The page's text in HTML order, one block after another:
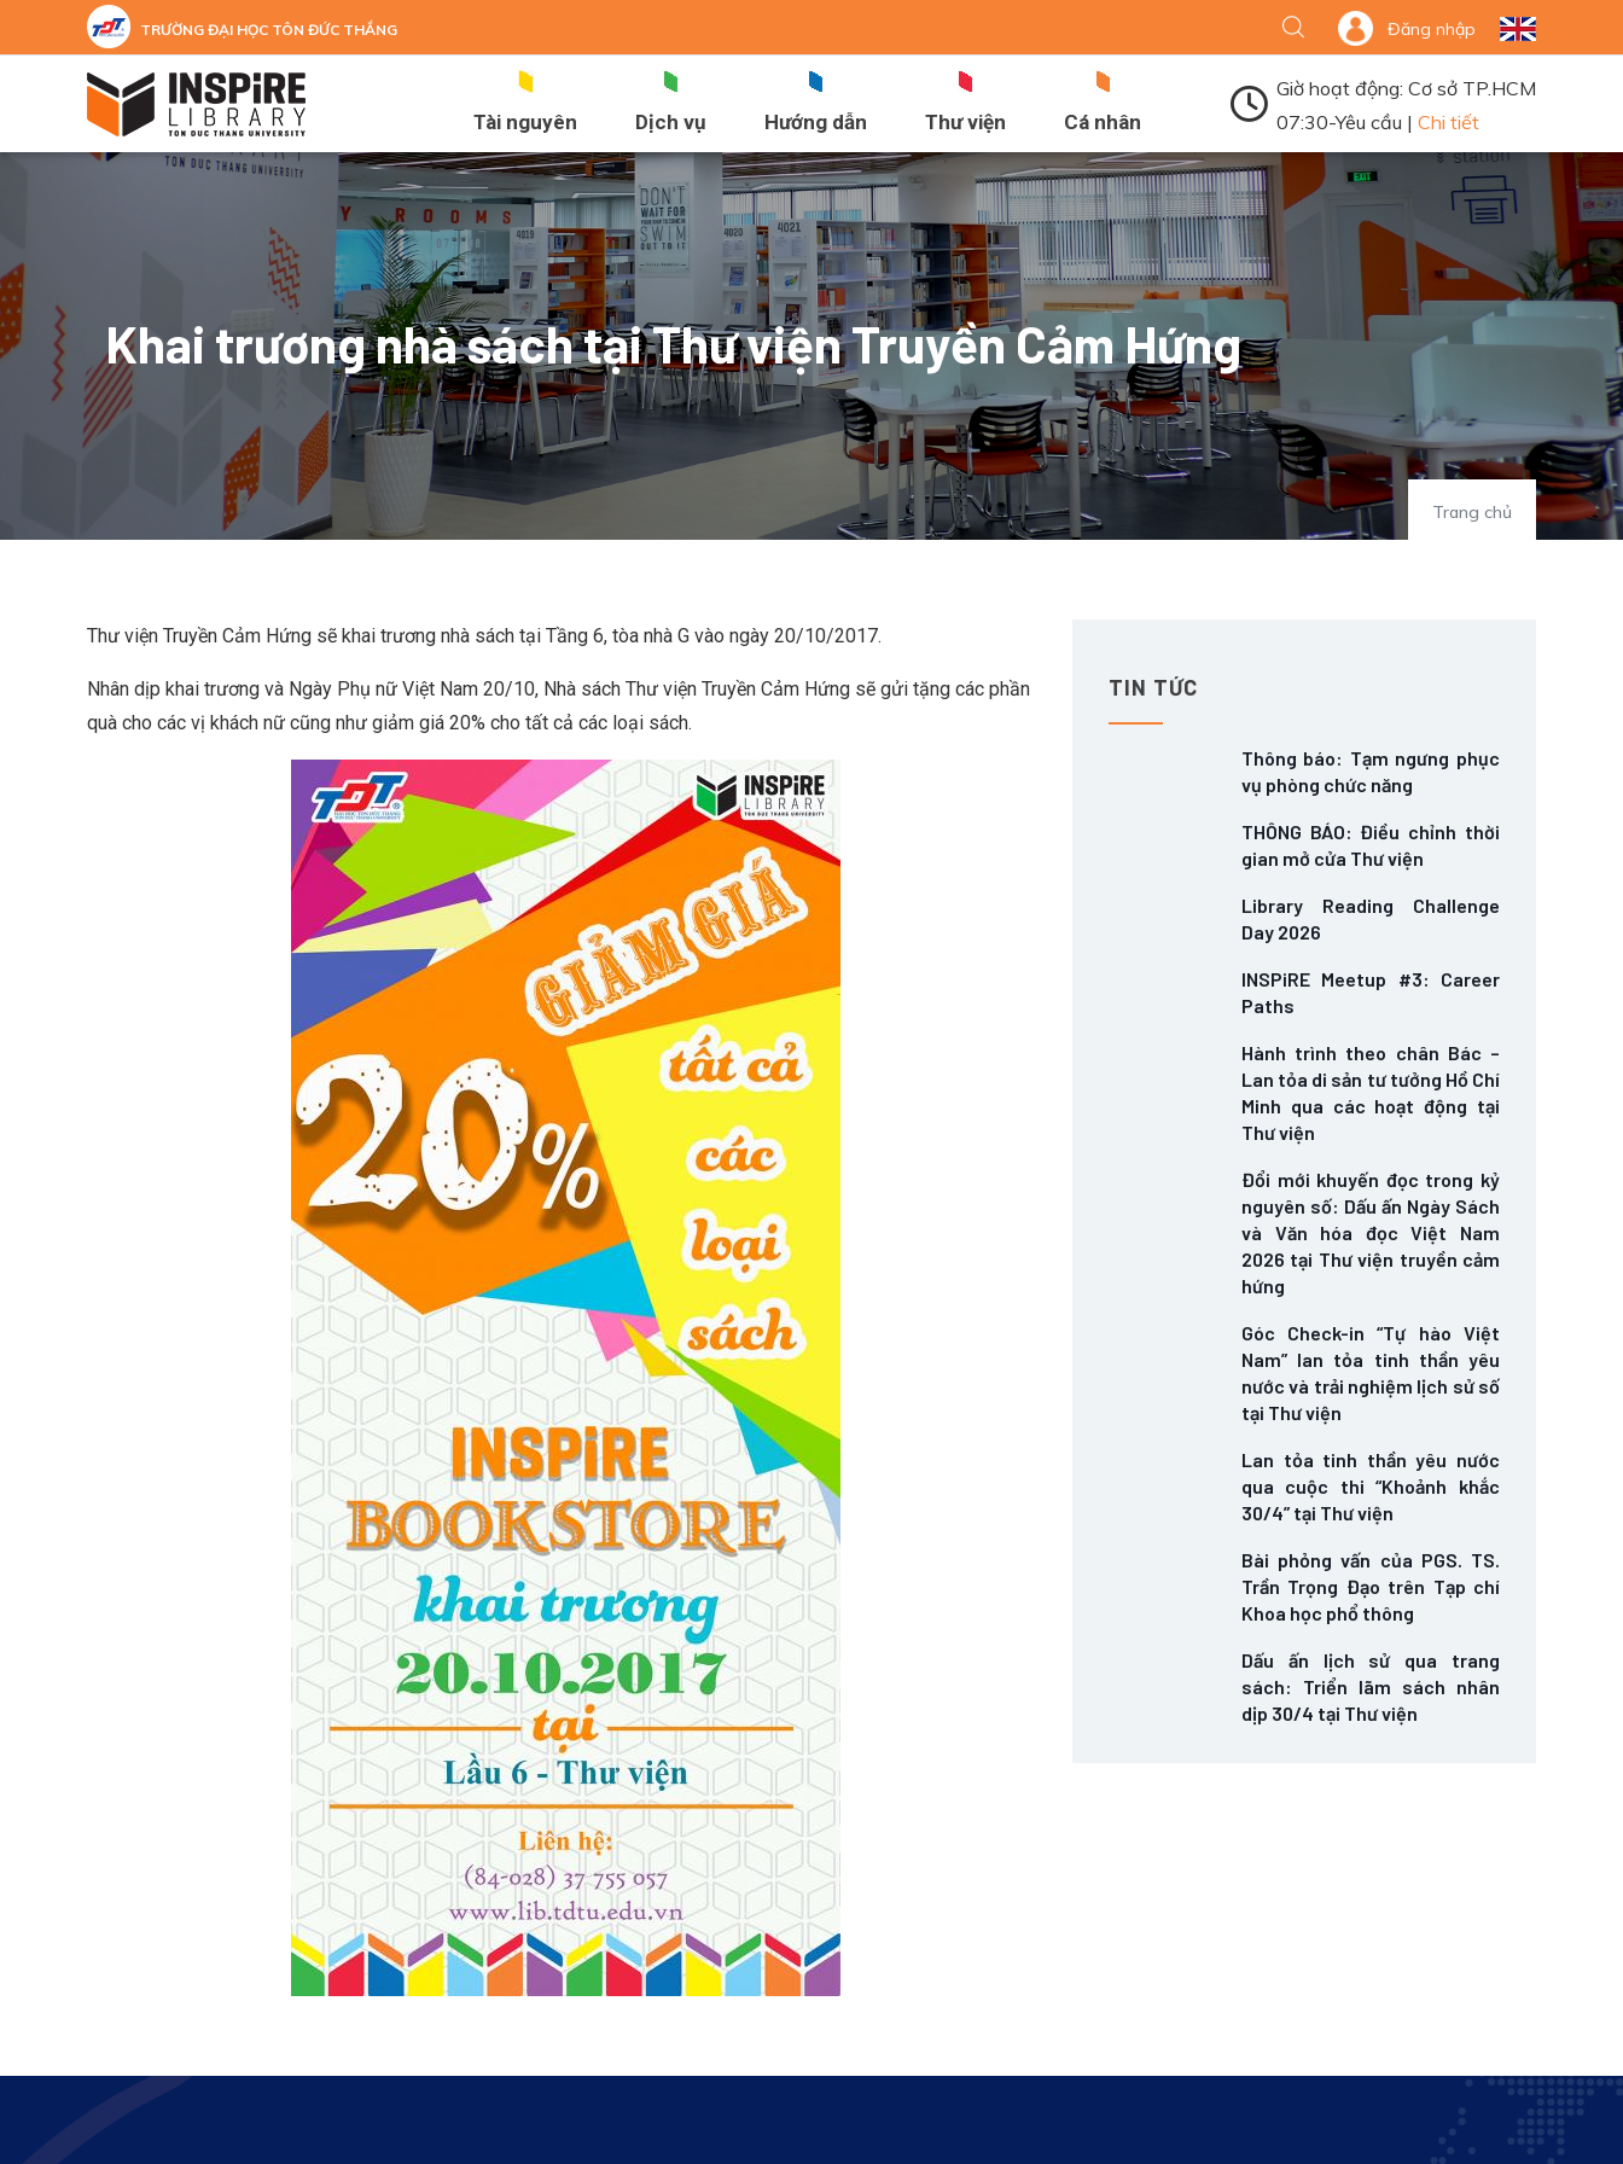
Nhảy đến nội dung
TRƯỜNG ĐẠI HỌC TÔN ĐỨC THẮNG Đăng nhập
Tài nguyên Dịch vụ Hướng dẫn Thư viện Cá nhân
Giờ hoạt động: Cơ sở TP.HCM
07:30-Yêu cầu | Chi tiết
Khai trương nhà sách tại Thư viện Truyền Cảm Hứng
Trang chủ
Thư viện Truyền Cảm Hứng sẽ khai trương nhà sách tại Tầng 6, tòa nhà G vào ngày 20/10/2017.
Nhân dịp khai trương và Ngày Phụ nữ Việt Nam 20/10, Nhà sách Thư viện Truyền Cảm Hứng sẽ gửi tặng các phần
quà cho các vị khách nữ cũng như giảm giá 20% cho tất cả các loại sách.
TIN TỨC
Thông báo: Tạm ngưng phục
vụ phòng chức năng
THÔNG BÁO: Điều chỉnh thời
gian mở cửa Thư viện
Library Reading Challenge
Day 2026
INSPiRE Meetup #3: Career
Paths
Hành trình theo chân Bác –
Lan tỏa di sản tư tưởng Hồ Chí
Minh qua các hoạt động tại
Thư viện
Đổi mới khuyến đọc trong kỷ
nguyên số: Dấu ấn Ngày Sách
và Văn hóa đọc Việt Nam
2026 tại Thư viện truyền cảm
hứng
Góc Check-in “Tự hào Việt
Nam” lan tỏa tinh thần yêu
nước và trải nghiệm lịch sử số
tại Thư viện
Lan tỏa tinh thần yêu nước
qua cuộc thi “Khoảnh khắc
30/4” tại Thư viện
Bài phỏng vấn của PGS. TS.
Trần Trọng Đạo trên Tạp chí
Khoa học phổ thông
Dấu ấn lịch sử qua trang
sách: Triển lãm sách nhân
dịp 30/4 tại Thư viện